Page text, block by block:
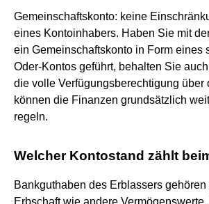
Gemeinschaftskonto: keine
eines Kontoinhabers. Haben Sie mit
ein Gemeinschaftskonto in Form eines
Oder-Kontos geführt, behalten Sie
die volle Verfügungsberechtigung über
können die Finanzen grundsätzlich
regeln.
Welcher Kontostand zählt
Bankguthaben des Erblassers
Erbschaft wie andere Vermögenswerte.